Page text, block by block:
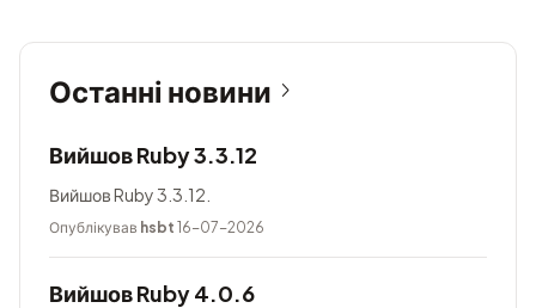
Останні новини
Вийшов Ruby 3.3.12
Вийшов Ruby 3.3.12.
Опублікував hsbt 16-07-2026
Вийшов Ruby 4.0.6